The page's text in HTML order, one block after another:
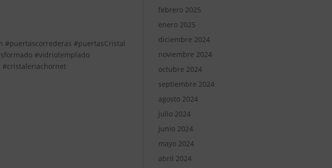
#puertascorrederas #puertasCristal
#vidriotemplado
febrero 2025
enero 2025
diciembre 2024
noviembre 2024
octubre 2024
septiembre 2024
agosto 2024
julio 2024
junio 2024
mayo 2024
abril 2024